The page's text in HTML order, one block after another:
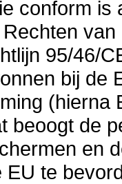
conform
95/46/
bij de
(hierna
beoogt de
en
EU te